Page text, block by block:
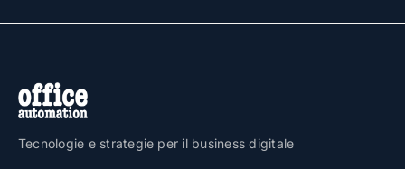
Tecnologie e strategie per il business digitale